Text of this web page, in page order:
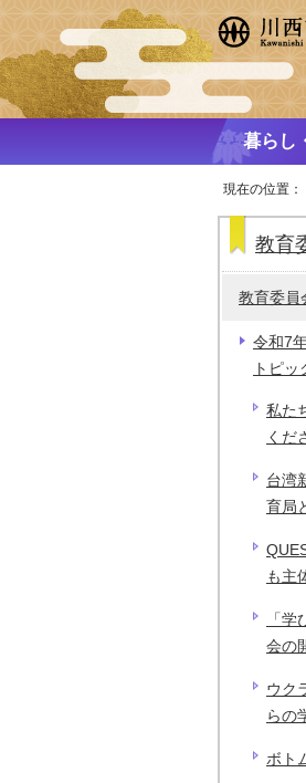
暮らし
現在の位置：
教育
教育委員
令和7
トピッ
私た
くだ
台湾
育局
も主
「
会の
ウク
らの
ボト